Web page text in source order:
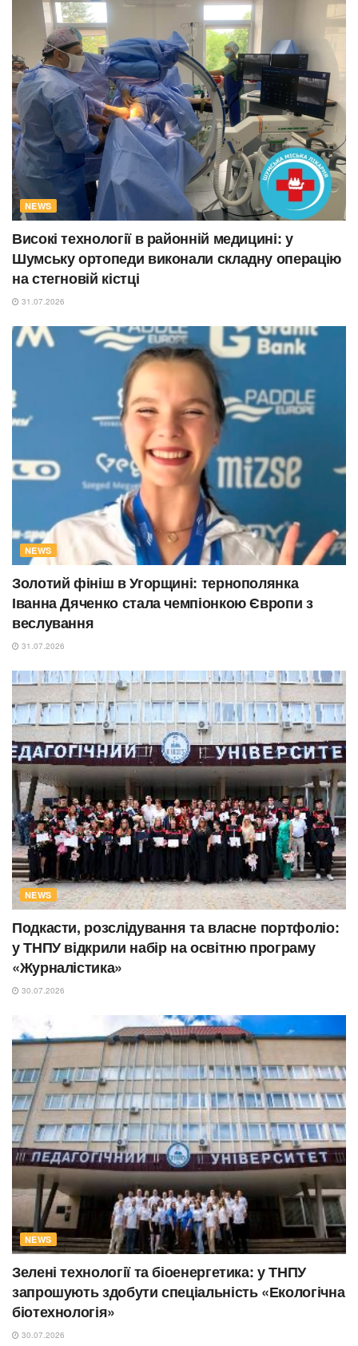
NEWS
Високі технології в районній медицині: у
Шумську ортопеди виконали складну операцію
на стегновій кістці
31.07.2026
NEWS
Золотий фініш в Угорщині: тернополянка
Іванна Дяченко стала чемпіонкою Європи з
веслування
31.07.2026
NEWS
Подкасти, розслідування та власне портфоліо:
у ТНПУ відкрили набір на освітню програму
«Журналістика»
30.07.2026
NEWS
Зелені технології та біоенергетика: у ТНПУ
запрошують здобути спеціальність «Екологічна
біотехнологія»
30.07.2026